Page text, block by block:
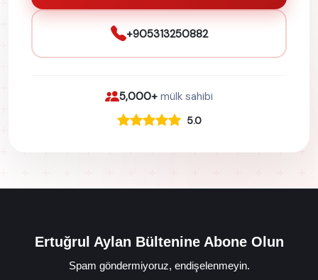
+905313250882
5,000+ mülk sahibi
5.0
Ertuğrul Aylan Bültenine Abone Olun
Spam göndermiyoruz, endişelenmeyin.